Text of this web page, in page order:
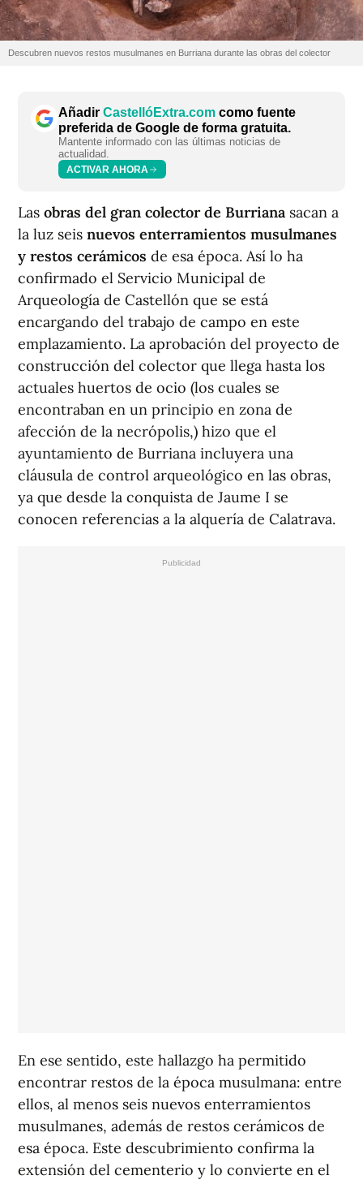
Descubren nuevos restos musulmanes en Burriana durante las obras del colector
Añadir CastellóExtra.com como fuente
preferida de Google de forma gratuita.
Mantente informado con las últimas noticias de
actualidad.
ACTIVAR AHORA
Las obras del gran colector de Burriana sacan a
la luz seis nuevos enterramientos musulmanes
y restos cerámicos de esa época. Así lo ha
confirmado el Servicio Municipal de
Arqueología de Castellón que se está
encargando del trabajo de campo en este
emplazamiento. La aprobación del proyecto de
construcción del colector que llega hasta los
actuales huertos de ocio (los cuales se
encontraban en un principio en zona de
afección de la necrópolis,) hizo que el
ayuntamiento de Burriana incluyera una
cláusula de control arqueológico en las obras,
ya que desde la conquista de Jaume I se
conocen referencias a la alquería de Calatrava.
En ese sentido, este hallazgo ha permitido
encontrar restos de la época musulmana: entre
ellos, al menos seis nuevos enterramientos
musulmanes, además de restos cerámicos de
esa época. Este descubrimiento confirma la
extensión del cementerio y lo convierte en el